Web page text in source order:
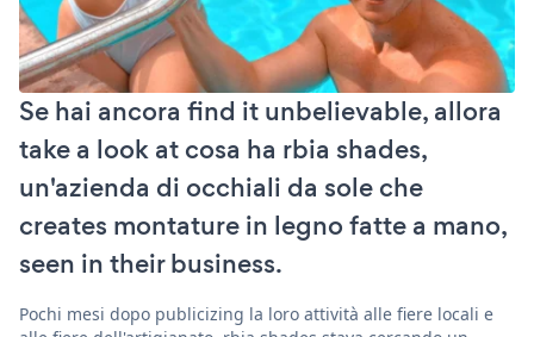
Se hai ancora find it unbelievable, allora
take a look at cosa ha rbia shades,
un'azienda di occhiali da sole che
creates montature in legno fatte a mano,
seen in their business.
Pochi mesi dopo publicizing la loro attività alle fiere locali e